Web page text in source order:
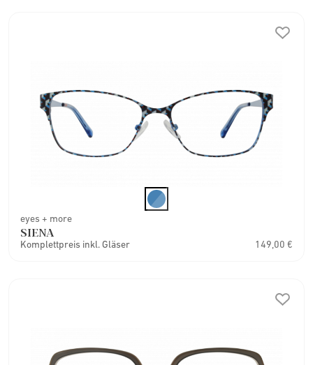
eyes + more
SIENA
Komplettpreis inkl. Gläser 149,00 €